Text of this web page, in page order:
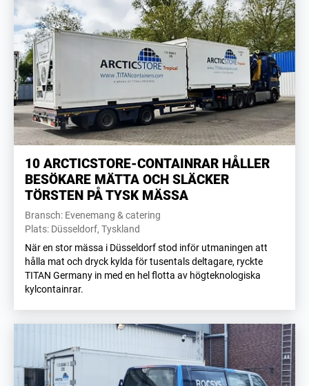
10 ARCTICSTORE-CONTAINRAR HÅLLER
BESÖKARE MÄTTA OCH SLÄCKER
TÖRSTEN PÅ TYSK MÄSSA
Bransch: Evenemang & catering
Plats: Düsseldorf, Tyskland
När en stor mässa i Düsseldorf stod inför utmaningen att
hålla mat och dryck kylda för tusentals deltagare, ryckte
TITAN Germany in med en hel flotta av högteknologiska
kylcontainrar.